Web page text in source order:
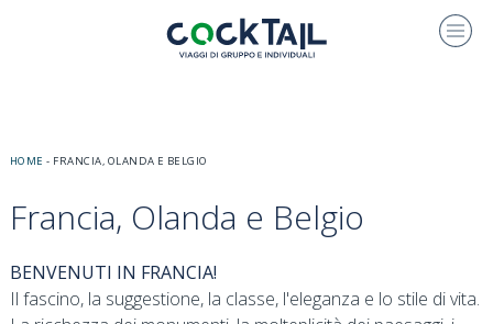
HOME - FRANCIA, OLANDA E BELGIO
Francia, Olanda e Belgio
BENVENUTI IN FRANCIA!
Il fascino, la suggestione, la classe, l'eleganza e lo stile di vita.